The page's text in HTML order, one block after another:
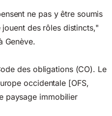
ne pas y être soumis
des rôles distincts,"
Genève.
des obligations (CO). Le
occidentale [OFS,
paysage immobilier